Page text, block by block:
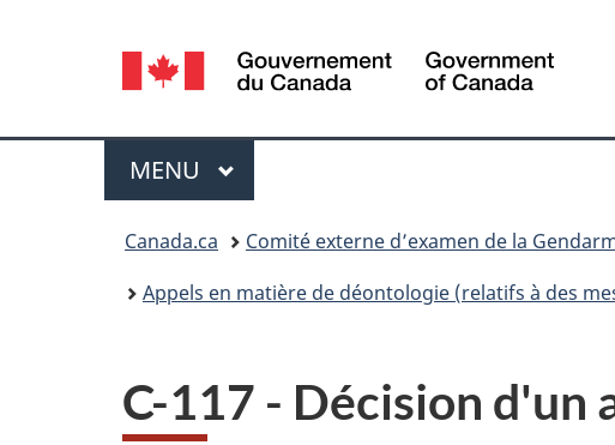
Sélection
de
la
langue
Menu
MENU PRINCIPAL
Canada.ca Comité externe d’examen de la
Appels en matière de déontologie (relatifs à des
C-117 - Décision